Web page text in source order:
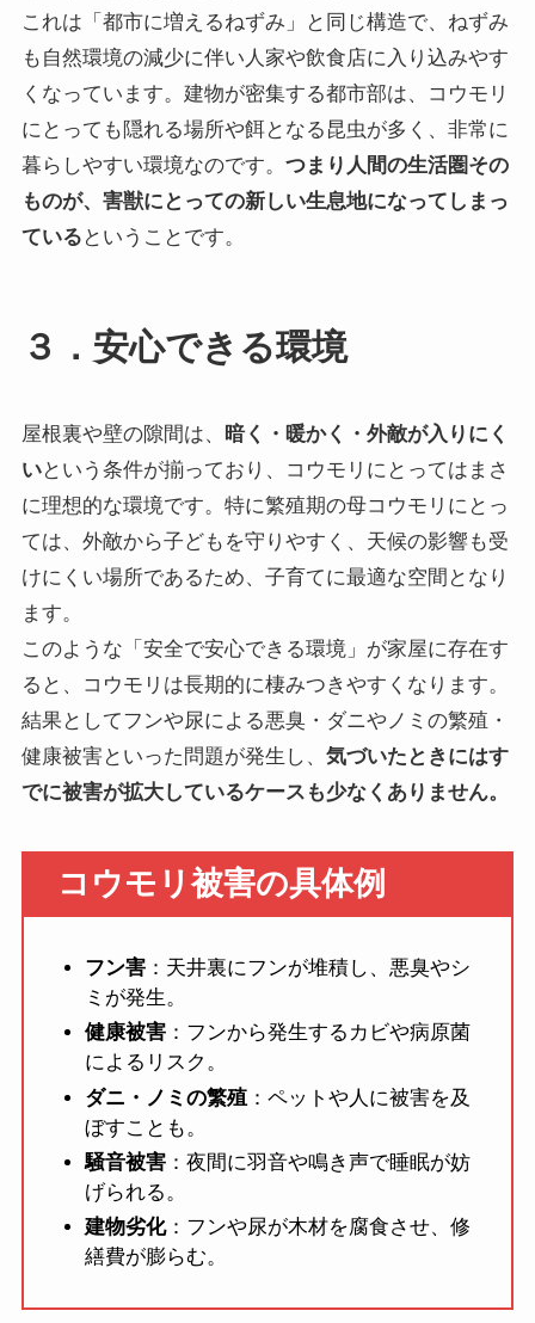
これは「都市に増えるねずみ」と同じ構造で、ねずみ
も自然環境の減少に伴い人家や飲食店に入り込みやす
くなっています。建物が密集する都市部は、コウモリ
にとっても隠れる場所や餌となる昆虫が多く、非常に
暮らしやすい環境なのです。 つまり人間の生活圏その
ものが、害獣にとっての新しい生息地になってしまっ
ている ということです。
３．安心できる環境
屋根裏や壁の隙間は、 暗く・暖かく・外敵が入りにく
いという条件が揃っており、コウモリにとってはまさ
に理想的な環境です。特に繁殖期の母コウモリにとっ
ては、外敵から子どもを守りやすく、天候の影響も受
けにくい場所であるため、子育てに最適な空間となり
ます。
このような「安全で安心できる環境」が家屋に存在す
ると、コウモリは長期的に棲みつきやすくなります。
結果としてフンや尿による悪臭・ダニやノミの繁殖・
健康被害といった問題が発生し、 気づいたときにはす
でに被害が拡大しているケースも少なくありません。
コウモリ被害の具体例
フン害：天井裏にフンが堆積し、悪臭やシ
ミが発生。
健康被害：フンから発生するカビや病原菌
によるリスク。
ダニ・ノミの繁殖：ペットや人に被害を及
ぼすことも。
騒音被害：夜間に羽音や鳴き声で睡眠が妨
げられる。
建物劣化：フンや尿が木材を腐食させ、修
繕費が膨らむ。